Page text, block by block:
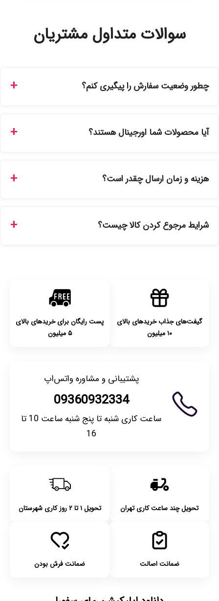
سوالات متداول مشتریان
چطور وضعیت سفارش را پیگیری کنم؟
سفارشات در سایت، وضعیت لحظه‌ای مرسوله را مشاهده کنید.
آیا محصولات شما اورجینال هستند؟
نمایندگی‌های معتبر تهیه شده و دارای بچ‌کد قابل استعلام هستند.
هزینه و زمان ارسال چقدر است؟
انتخاب کنید و برای شهرستان‌ها بین یک الی ۳ روز کاری از طریق
شرایط مرجوع کردن کالا چیست؟
گیفت‌های جذاب خریدهای بالای
۱۰ میلیون
پست رایگان برای خریدهای بالای
۵ میلیون
پشتیبانی و مشاوره واتس‌اپ
09360932334
ساعت کاری شنبه تا پنج شنبه ساعت 10 تا
16
تحویل چند ساعت کاری تهران تحویل ۱ تا ۲ روز کاری شهرستان
ضمانت اصالت ضمانت فرش بودن